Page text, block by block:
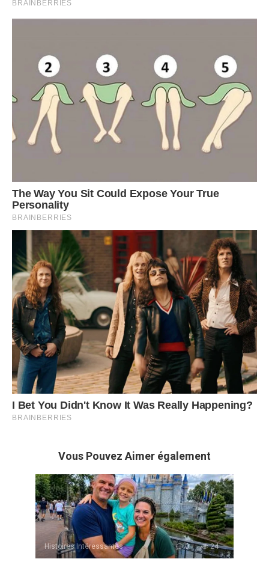
Vous Pouvez Aimer également
Histoires Intéressantes 0 24